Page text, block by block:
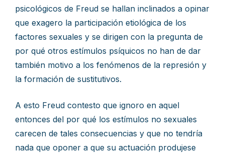
psicológicos de Freud se hallan inclinados a opinar
que exagero la participación etiológica de los
factores sexuales y se dirigen con la pregunta de
por qué otros estímulos psíquicos no han de dar
también motivo a los fenómenos de la represión y
la formación de sustitutivos.
A esto Freud contesto que ignoro en aquel
entonces del por qué los estímulos no sexuales
carecen de tales consecuencias y que no tendría
nada que oponer a que su actuación produjese